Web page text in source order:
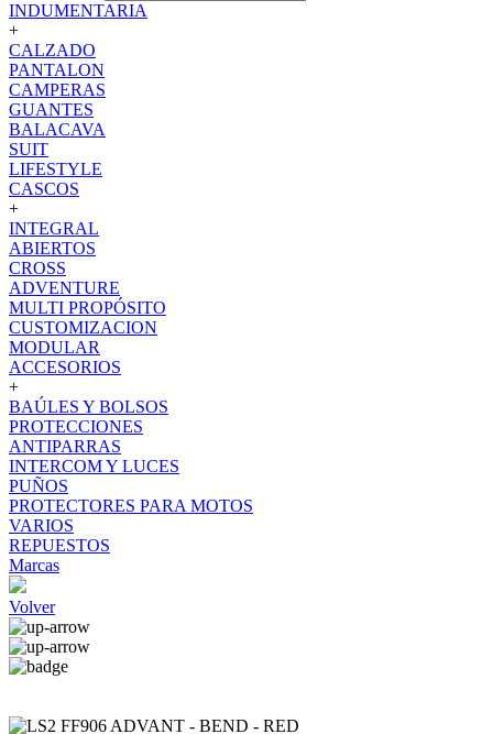
INDUMENTARIA
+
CALZADO
PANTALON
CAMPERAS
GUANTES
BALACAVA
SUIT
LIFESTYLE
CASCOS
+
INTEGRAL
ABIERTOS
CROSS
ADVENTURE
MULTI PROPÓSITO
CUSTOMIZACION
MODULAR
ACCESORIOS
+
BAÚLES Y BOLSOS
PROTECCIONES
ANTIPARRAS
INTERCOM Y LUCES
PUÑOS
PROTECTORES PARA MOTOS
VARIOS
REPUESTOS
Marcas
Volver